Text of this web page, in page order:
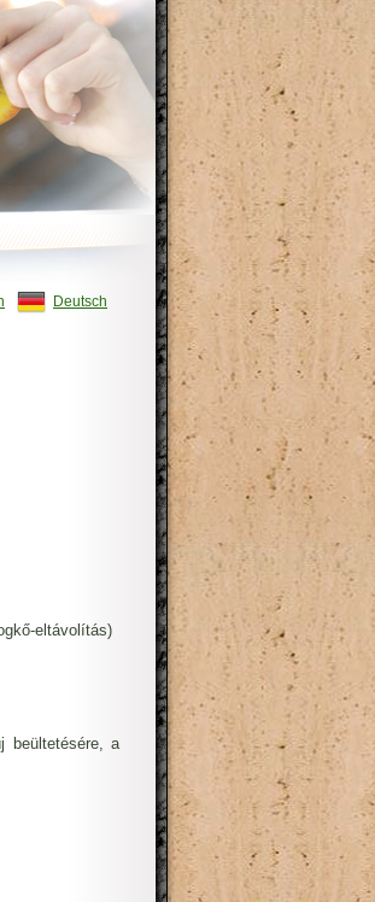
Deutsch
eltávolítás)
beültetésére, a